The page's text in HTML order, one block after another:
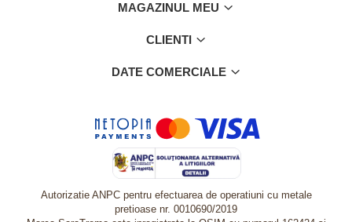
MAGAZINUL MEU
CLIENTI
DATE COMERCIALE
Autorizatie ANPC pentru efectuarea de operatiuni cu metale
pretioase nr. 0010690/2019